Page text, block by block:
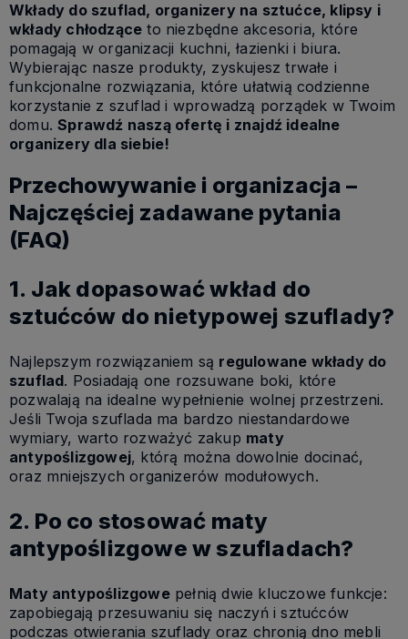
Wkłady do szuflad, organizery na sztućce, klipsy i
wkłady chłodzące to niezbędne akcesoria, które
pomagają w organizacji kuchni, łazienki i biura.
Wybierając nasze produkty, zyskujesz trwałe i
funkcjonalne rozwiązania, które ułatwią codzienne
korzystanie z szuflad i wprowadzą porządek w Twoim
domu.Sprawdź naszą ofertę i znajdź idealne
organizery dla siebie!
Przechowywanie i organizacja –
Najczęściej zadawane pytania
(FAQ)
1. Jak dopasować wkład do
sztućców do nietypowej szuflady?
Najlepszym rozwiązaniem są regulowane wkłady do
szuflad. Posiadają one rozsuwane boki, które
pozwalają na idealne wypełnienie wolnej przestrzeni.
Jeśli Twoja szuflada ma bardzo niestandardowe
wymiary, warto rozważyć zakup maty
antypoślizgowej, którą można dowolnie docinać,
oraz mniejszych organizerów modułowych.
2. Po co stosować maty
antypoślizgowe w szufladach?
Maty antypoślizgowepełnią dwie kluczowe funkcje:
zapobiegają przesuwaniu się naczyń i sztućców
podczas otwierania szuflady oraz chronią dno mebli